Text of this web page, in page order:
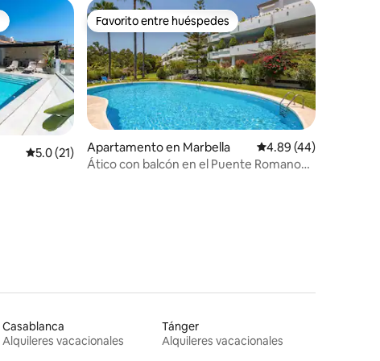
Calificación promedio: 5.0 de 5, 21 reseñas
5.0 (21)
Favorito entre huéspedes
Favorito entre huéspedes
Apartamento en Marbella Calificación
4.89 (44)
Ático con balcón en el Puente Romano
Casablanca
Alquileres vacacionales
Tánger
Alquileres vacacionales